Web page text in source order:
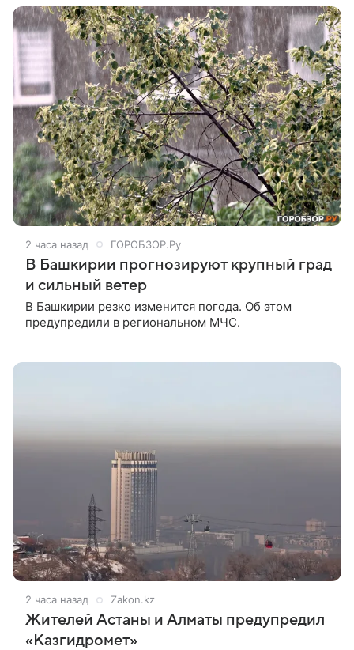
2 часа назад ГОРОБЗОР.Ру
В Башкирии прогнозируют крупный град
и сильный ветер
В Башкирии резко изменится погода. Об этом
предупредили в региональном МЧС.
2 часа назад Zakon.kz
Жителей Астаны и Алматы предупредил
«Казгидромет»